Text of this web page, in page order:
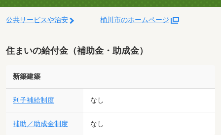
公共サービスや治安 桶川市のホームページ
住まいの給付金（補助金・助成金）
新築建築
利子補給制度 なし
補助／助成金制度 なし